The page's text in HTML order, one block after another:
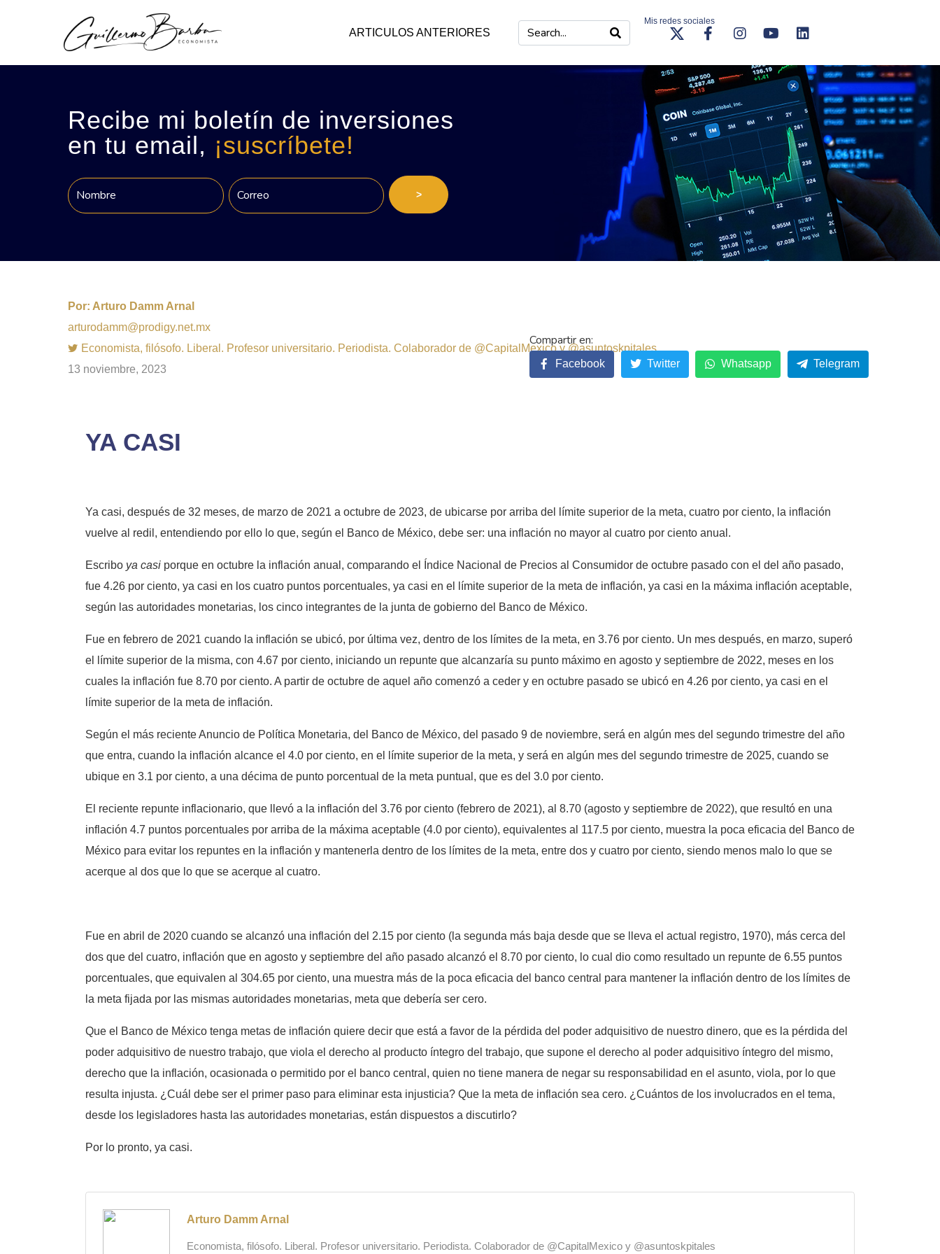
ARTICULOS ANTERIORES
Mis redes sociales
Recibe mi boletín de inversiones
en tu email, ¡suscríbete!
>
Por: Arturo Damm Arnal
arturodamm@prodigy.net.mx
Economista, filósofo. Liberal. Profesor universitario. Periodista. Colaborador de @CapitalMexico y @asuntoskpitales
13 noviembre, 2023
YA CASI
Ya casi, después de 32 meses, de marzo de 2021 a octubre de 2023, de ubicarse por arriba del límite superior de la meta, cuatro por ciento, la inflación
vuelve al redil, entendiendo por ello lo que, según el Banco de México, debe ser: una inflación no mayor al cuatro por ciento anual.
Escribo ya casi porque en octubre la inflación anual, comparando el Índice Nacional de Precios al Consumidor de octubre pasado con el del año pasado,
fue 4.26 por ciento, ya casi en los cuatro puntos porcentuales, ya casi en el límite superior de la meta de inflación, ya casi en la máxima inflación aceptable,
según las autoridades monetarias, los cinco integrantes de la junta de gobierno del Banco de México.
Fue en febrero de 2021 cuando la inflación se ubicó, por última vez, dentro de los límites de la meta, en 3.76 por ciento. Un mes después, en marzo, superó
el límite superior de la misma, con 4.67 por ciento, iniciando un repunte que alcanzaría su punto máximo en agosto y septiembre de 2022, meses en los
cuales la inflación fue 8.70 por ciento. A partir de octubre de aquel año comenzó a ceder y en octubre pasado se ubicó en 4.26 por ciento, ya casi en el
límite superior de la meta de inflación.
Según el más reciente Anuncio de Política Monetaria, del Banco de México, del pasado 9 de noviembre, será en algún mes del segundo trimestre del año
que entra, cuando la inflación alcance el 4.0 por ciento, en el límite superior de la meta, y será en algún mes del segundo trimestre de 2025, cuando se
ubique en 3.1 por ciento, a una décima de punto porcentual de la meta puntual, que es del 3.0 por ciento.
El reciente repunte inflacionario, que llevó a la inflación del 3.76 por ciento (febrero de 2021), al 8.70 (agosto y septiembre de 2022), que resultó en una
inflación 4.7 puntos porcentuales por arriba de la máxima aceptable (4.0 por ciento), equivalentes al 117.5 por ciento, muestra la poca eficacia del Banco de
México para evitar los repuntes en la inflación y mantenerla dentro de los límites de la meta, entre dos y cuatro por ciento, siendo menos malo lo que se
acerque al dos que lo que se acerque al cuatro.
Fue en abril de 2020 cuando se alcanzó una inflación del 2.15 por ciento (la segunda más baja desde que se lleva el actual registro, 1970), más cerca del
dos que del cuatro, inflación que en agosto y septiembre del año pasado alcanzó el 8.70 por ciento, lo cual dio como resultado un repunte de 6.55 puntos
porcentuales, que equivalen al 304.65 por ciento, una muestra más de la poca eficacia del banco central para mantener la inflación dentro de los límites de
la meta fijada por las mismas autoridades monetarias, meta que debería ser cero.
Que el Banco de México tenga metas de inflación quiere decir que está a favor de la pérdida del poder adquisitivo de nuestro dinero, que es la pérdida del
poder adquisitivo de nuestro trabajo, que viola el derecho al producto íntegro del trabajo, que supone el derecho al poder adquisitivo íntegro del mismo,
derecho que la inflación, ocasionada o permitido por el banco central, quien no tiene manera de negar su responsabilidad en el asunto, viola, por lo que
resulta injusta. ¿Cuál debe ser el primer paso para eliminar esta injusticia? Que la meta de inflación sea cero. ¿Cuántos de los involucrados en el tema,
desde los legisladores hasta las autoridades monetarias, están dispuestos a discutirlo?
Por lo pronto, ya casi.
Facebook Twitter Whatsapp Telegram
Arturo Damm Arnal
Economista, filósofo. Liberal. Profesor universitario. Periodista. Colaborador de @CapitalMexico y @asuntoskpitales